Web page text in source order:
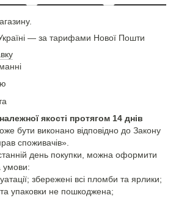
— за тарифами Нової Пошти
якості протягом 14 днів
бути виконано відповідно до Закону
споживачів».
день покупки, можна оформити
умови:
збережені всі пломби та ярлики;
та упаковки не пошкоджена;